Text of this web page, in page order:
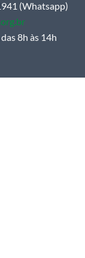
(Whatsapp)
8h às 14h